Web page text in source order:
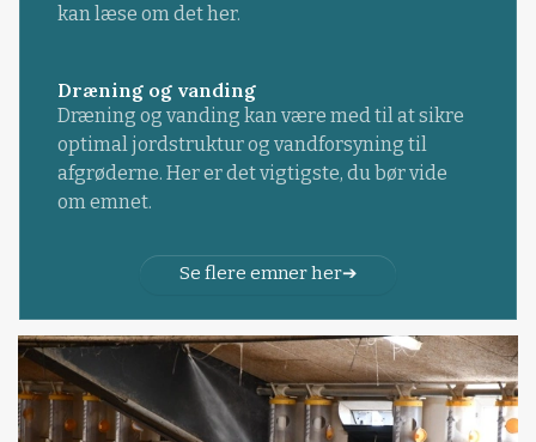
kan læse om det her.
Dræning og vanding
Dræning og vanding kan være med til at sikre
optimal jordstruktur og vandforsyning til
afgrøderne. Her er det vigtigste, du bør vide
om emnet.
Se flere emner her